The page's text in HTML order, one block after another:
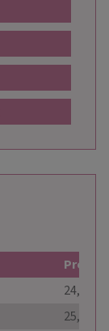
Preis
24,90 €
25,00 €